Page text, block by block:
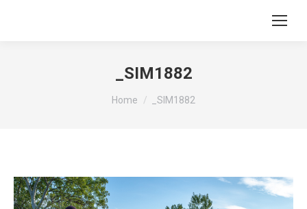
_SIM1882
You are here:
Home _SIM1882